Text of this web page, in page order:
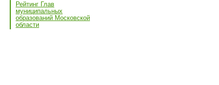
Рейтинг Глав
муниципальных
образований Московской
области